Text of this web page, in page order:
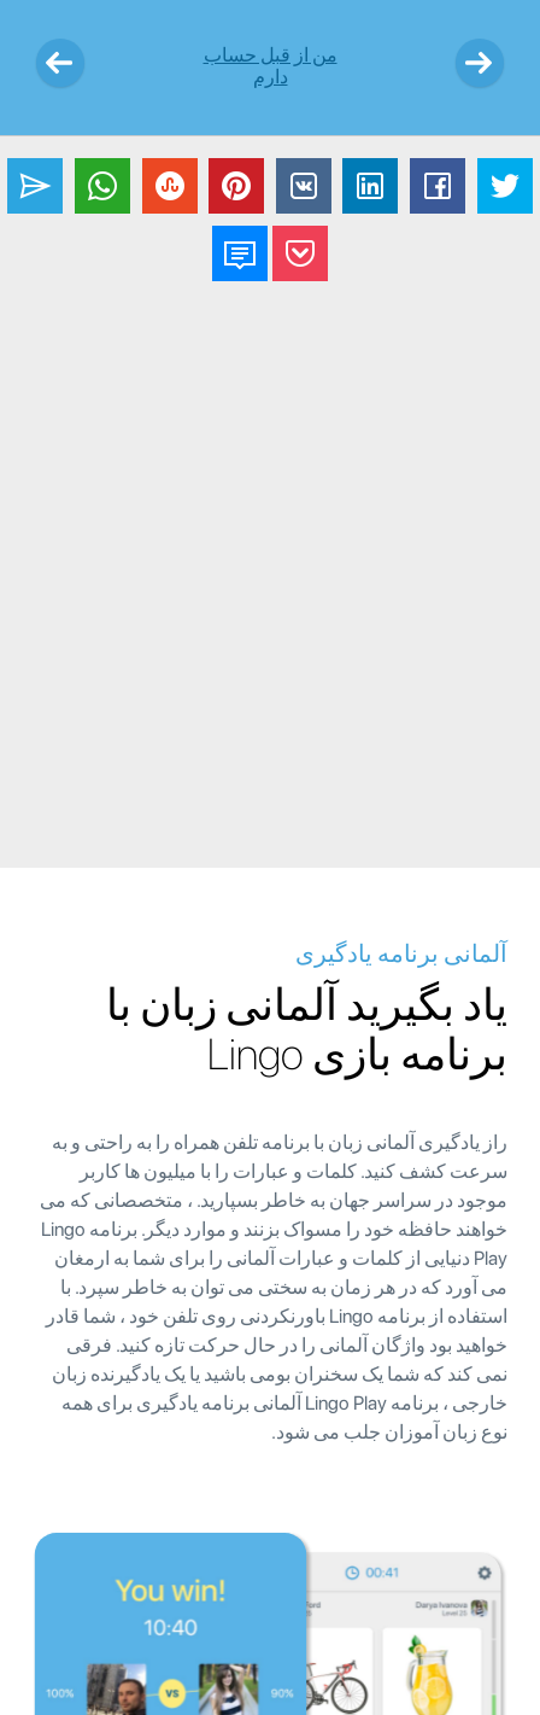
من از قبل حساب
دارم
آلمانی برنامه یادگیری
یاد بگیرید آلمانی زبان با
برنامه بازی Lingo
راز یادگیری آلمانی زبان با برنامه تلفن همراه را به راحتی و به
سرعت کشف کنید. کلمات و عبارات را با میلیون ها کاربر
موجود در سراسر جهان به خاطر بسپارید. ، متخصصانی که می
خواهند حافظه خود را مسواک بزنند و موارد دیگر. برنامه Lingo
Play دنیایی از کلمات و عبارات آلمانی را برای شما به ارمغان
می آورد که در هر زمان به سختی می توان به خاطر سپرد. با
استفاده از برنامه Lingo باورنکردنی روی تلفن خود ، شما قادر
خواهید بود واژگان آلمانی را در حال حرکت تازه کنید. فرقی
نمی کند که شما یک سخنران بومی باشید یا یک یادگیرنده زبان
خارجی ، برنامه Lingo Play آلمانی برنامه یادگیری برای همه
نوع زبان آموزان جلب می شود.